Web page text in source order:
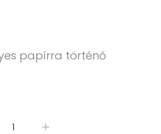
papírra történő